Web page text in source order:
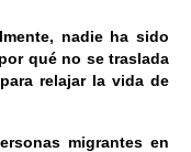
nadie ha sido
qué no se traslada
relajar la vida de
migrantes en